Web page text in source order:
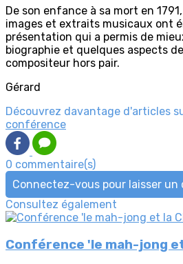
De son enfance à sa mort en
images et extraits musicaux ont
présentation qui a permis de
biographie et quelques aspects
compositeur hors pair.
Gérard
Découvrez davantage d'articles
conférence
0 commentaire(s)
Connectez-vous pour laisser un
Consultez également
Conférence 'le mah-jong